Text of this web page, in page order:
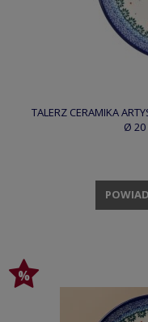
TALERZ CERAMIKA
Ø 20